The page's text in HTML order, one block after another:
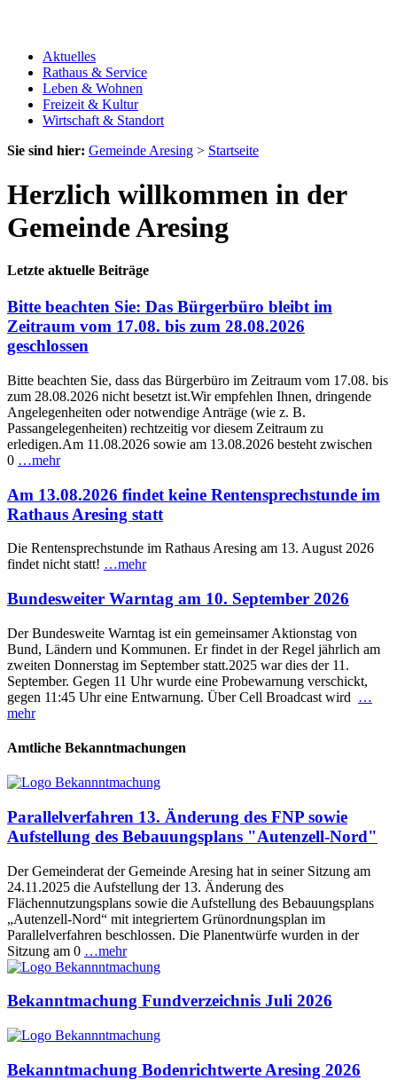
Aktuelles
Rathaus & Service
Leben & Wohnen
Freizeit & Kultur
Wirtschaft & Standort
Sie sind hier: Gemeinde Aresing > Startseite
Herzlich willkommen in der
Gemeinde Aresing
Letzte aktuelle Beiträge
Bitte beachten Sie: Das Bürgerbüro bleibt im
Zeitraum vom 17.08. bis zum 28.08.2026
geschlossen
Bitte beachten Sie, dass das Bürgerbüro im Zeitraum vom 17.08. bis
zum 28.08.2026 nicht besetzt ist.Wir empfehlen Ihnen, dringende
Angelegenheiten oder notwendige Anträge (wie z. B.
Passangelegenheiten) rechtzeitig vor diesem Zeitraum zu
erledigen.Am 11.08.2026 sowie am 13.08.2026 besteht zwischen
0 …mehr
Am 13.08.2026 findet keine Rentensprechstunde im
Rathaus Aresing statt
Die Rentensprechstunde im Rathaus Aresing am 13. August 2026
findet nicht statt! …mehr
Bundesweiter Warntag am 10. September 2026
Der Bundesweite Warntag ist ein gemeinsamer Aktionstag von
Bund, Ländern und Kommunen. Er findet in der Regel jährlich am
zweiten Donnerstag im September statt.2025 war dies der 11.
September. Gegen 11 Uhr wurde eine Probewarnung verschickt,
gegen 11:45 Uhr eine Entwarnung. Über Cell Broadcast wird …
mehr
Amtliche Bekanntmachungen
Parallelverfahren 13. Änderung des FNP sowie
Aufstellung des Bebauungsplans "Autenzell-Nord"
Der Gemeinderat der Gemeinde Aresing hat in seiner Sitzung am
24.11.2025 die Aufstellung der 13. Änderung des
Flächennutzungsplans sowie die Aufstellung des Bebauungsplans
„Autenzell-Nord“ mit integriertem Grünordnungsplan im
Parallelverfahren beschlossen. Die Planentwürfe wurden in der
Sitzung am 0 …mehr
Bekanntmachung Fundverzeichnis Juli 2026
Bekanntmachung Bodenrichtwerte Aresing 2026